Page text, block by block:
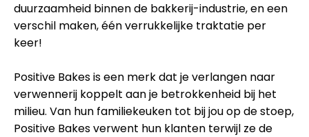
duurzaamheid binnen de bakkerij-industrie, en een
verschil maken, één verrukkelijke traktatie per
keer!
Positive Bakes is een merk dat je verlangen naar
verwennerij koppelt aan je betrokkenheid bij het
milieu. Van hun familiekeuken tot bij jou op de stoep,
Positive Bakes verwent hun klanten terwijl ze de